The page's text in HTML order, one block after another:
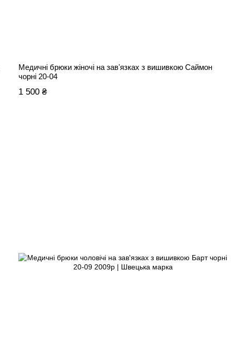
Медичні брюки жіночі на завʼязках з вишивкою Саймон
чорні 20-04
1 500 ₴